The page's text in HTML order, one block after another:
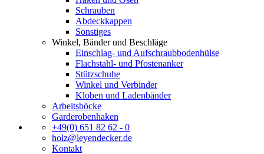
Schrauben
Abdeckkappen
Sonstiges
Winkel, Bänder und Beschläge
Einschlag- und Aufschraubbodenhülse
Flachstahl- und Pfostenanker
Stützschuhe
Winkel und Verbinder
Kloben und Ladenbänder
Arbeitsböcke
Garderobenhaken
+49(0) 651 82 62 - 0
holz@leyendecker.de
Kontakt